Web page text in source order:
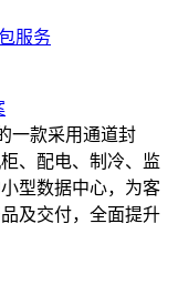
服务
一款采用通道封
、配电、制冷、监
型数据中心，为客
及交付，全面提升